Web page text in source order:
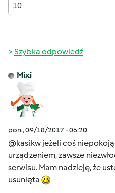
10
Szybka odpowiedź
Mixi
pon., 09/18/2017 - 06:20
@kasikw jeżeli coś
urządzeniem, zawsze
serwisu. Mam nadzieję, że
usunięta